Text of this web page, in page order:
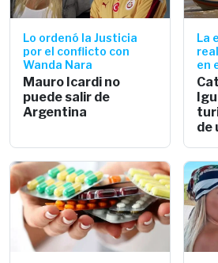
Lo ordenó la Justicia
por el conflicto con
Wanda Nara
Mauro Icardi no
puede salir de
Argentina
La
en
de